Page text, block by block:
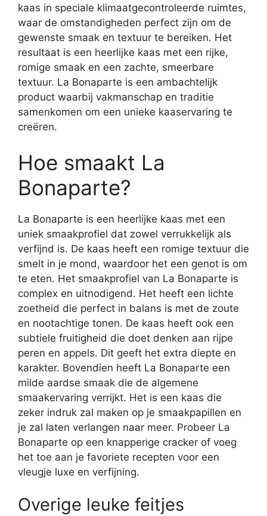
kaas in speciale klimaatgecontroleerde ruimtes,
waar de omstandigheden perfect zijn om de
gewenste smaak en textuur te bereiken. Het
resultaat is een heerlijke kaas met een rijke,
romige smaak en een zachte, smeerbare
textuur. La Bonaparte is een ambachtelijk
product waarbij vakmanschap en traditie
samenkomen om een unieke kaaservaring te
creëren.
Hoe smaakt La
Bonaparte?
La Bonaparte is een heerlijke kaas met een
uniek smaakprofiel dat zowel verrukkelijk als
verfijnd is. De kaas heeft een romige textuur die
smelt in je mond, waardoor het een genot is om
te eten. Het smaakprofiel van La Bonaparte is
complex en uitnodigend. Het heeft een lichte
zoetheid die perfect in balans is met de zoute
en nootachtige tonen. De kaas heeft ook een
subtiele fruitigheid die doet denken aan rijpe
peren en appels. Dit geeft het extra diepte en
karakter. Bovendien heeft La Bonaparte een
milde aardse smaak die de algemene
smaakervaring verrijkt. Het is een kaas die
zeker indruk zal maken op je smaakpapillen en
je zal laten verlangen naar meer. Probeer La
Bonaparte op een knapperige cracker of voeg
het toe aan je favoriete recepten voor een
vleugje luxe en verfijning.
Overige leuke feitjes